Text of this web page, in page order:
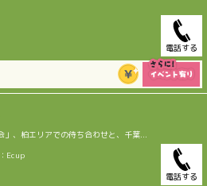
電話する
」、柏エリアでの待ち合わせと、千葉...
Ecup
電話する